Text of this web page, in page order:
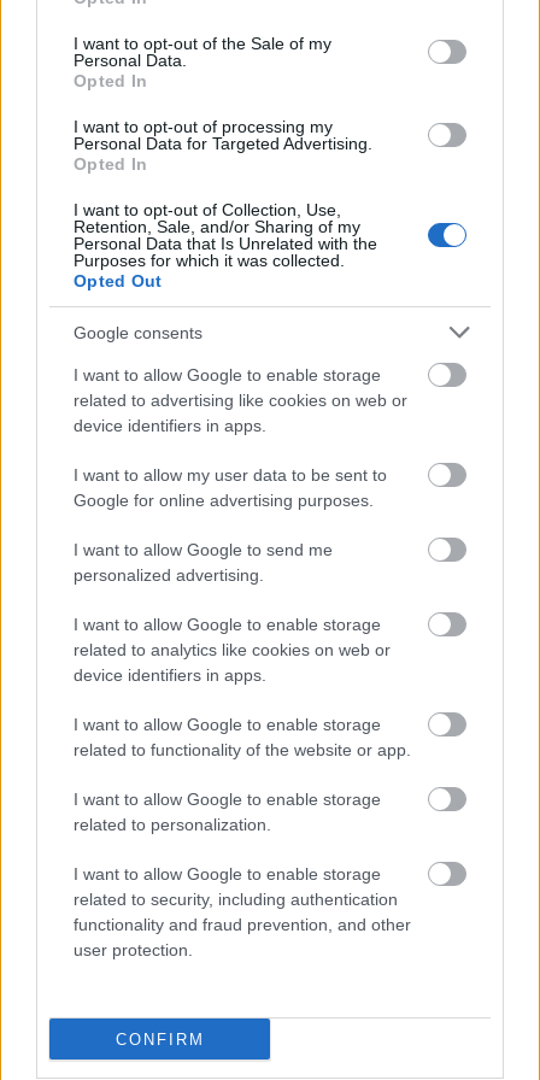
use your data for below specified purposes in below Google
consent section.
I want to opt-out of the Sale of my
Personal Data.
Opted In
I want to opt-out of processing my
Personal Data for Targeted Advertising.
Opted In
I want to opt-out of Collection, Use,
Retention, Sale, and/or Sharing of my
Personal Data that Is Unrelated with the
Purposes for which it was collected.
Opted Out
Google consents
I want to allow Google to enable storage
related to advertising like cookies on web or
device identifiers in apps.
I want to allow my user data to be sent to
Google for online advertising purposes.
I want to allow Google to send me
personalized advertising.
I want to allow Google to enable storage
related to analytics like cookies on web or
device identifiers in apps.
I want to allow Google to enable storage
related to functionality of the website or app.
I want to allow Google to enable storage
related to personalization.
I want to allow Google to enable storage
related to security, including authentication
functionality and fraud prevention, and other
user protection.
CONFIRM
agressziódat, baleset is érhet.
Bak (12. 22-01. 20.)
kockázatos vállalkozásba, ám ha a párod ingatag,
csak rövid pórázra szabad engedned.
Vízöntő (01. 21-02. 19.)Szikrázik körülötted a
levegő, ellenállsz minden, az irányításodra irányuló
kísérletnek, de ebből olyan vita kerekedik, hogy
legszívesebben elköltöznél hazulról.
Halak (02. 20-03. 20.)
elkészítése után nagyon bosszús leszel, mégse kapj
bele mindenbe, amiről azt hiszed, hogy plusz
bevételt jelent, rokonaiddal pedig ne üzletelj.